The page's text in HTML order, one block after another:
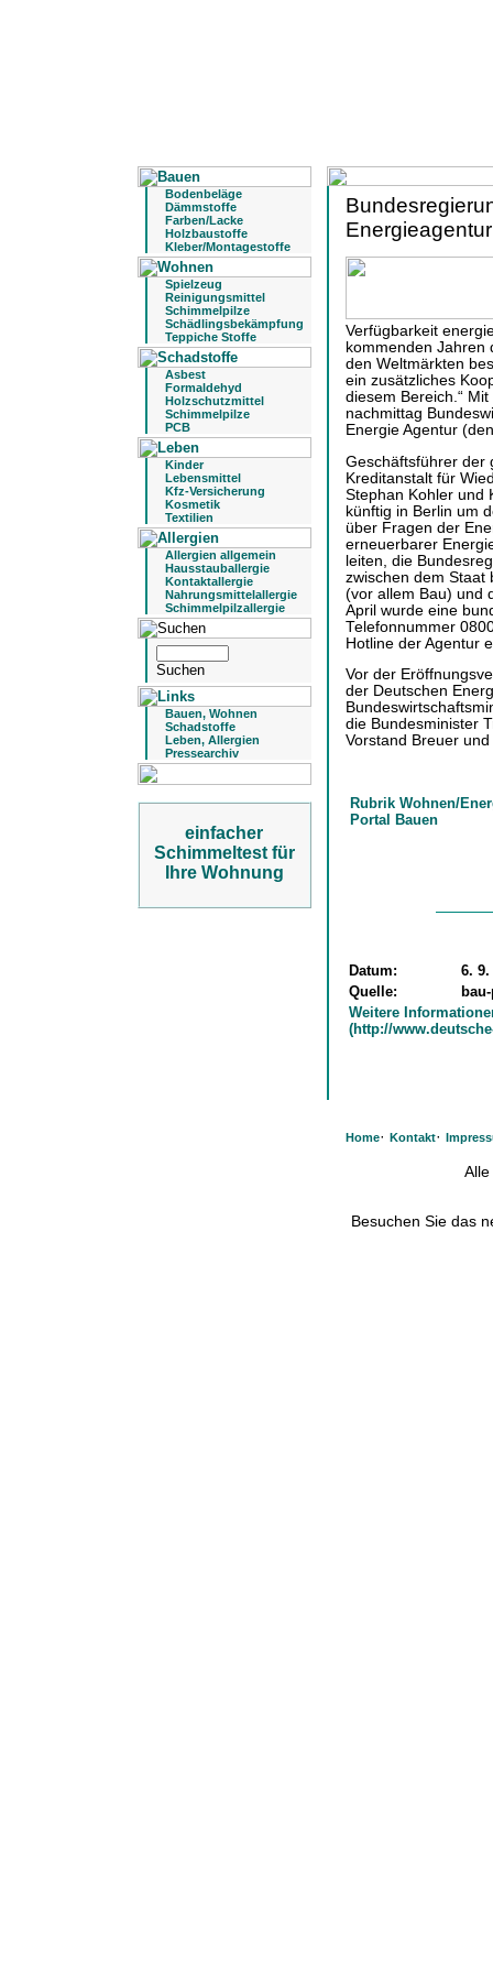
Bodenbeläge
Dämmstoffe
Farben/Lacke
Holzbaustoffe
Kleber/Montagestoffe
Spielzeug
Reinigungsmittel
Schimmelpilze
Schädlingsbekämpfung
Teppiche Stoffe
Asbest
Formaldehyd
Holzschutzmittel
Schimmelpilze
PCB
Kinder
Lebensmittel
Kfz-Versicherung
Kosmetik
Textilien
Allergien allgemein
Hausstauballergie
Kontaktallergie
Nahrungsmittelallergie
Schimmelpilzallergie
Bauen, Wohnen
Schadstoffe
Leben, Allergien
Pressearchiv
einfacher
Schimmeltest für
Ihre Wohnung
Energieagentur
Verfügbarkeit
kommenden Jahren
den Weltmärkten
ein zusätzliches
diesem Bereich.“
nachmittag
Energie Agentur
Geschäftsführer der
Kreditanstalt für
Stephan Kohler und
künftig in Berlin um
über Fragen der
erneuerbarer
leiten, die
zwischen dem Staat
(vor allem Bau) und
April wurde eine
Telefonnummer
Hotline der Agentur
Vor der
der Deutschen
die Bundesminister
Vorstand Breuer
Rubrik Wohnen/
Portal Bauen
Datum:
6. 9.
Quelle:
Weitere
(http://
Home· Kontakt·
Besuchen Sie das